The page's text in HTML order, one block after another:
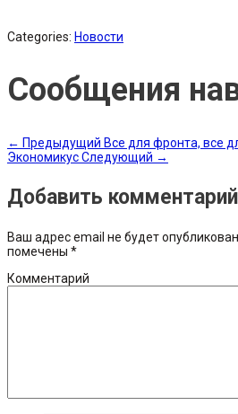
Categories: Новости
Сообщения
← Предыдущий Все для фронта, все
ЭкономикусСледующий →
Добавить комментарий
Ваш адрес email не будет опубликован.
помечены *
Комментарий